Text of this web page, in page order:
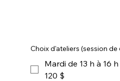
Choix d'ateliers (session
Mardi de 13 h à 16 h
120 $